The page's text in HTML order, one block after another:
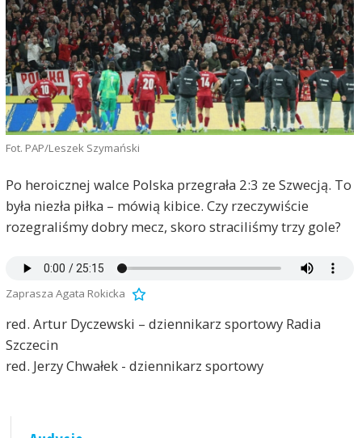
Fot. PAP/Leszek Szymański
Po heroicznej walce Polska przegrała 2:3 ze Szwecją. To
była niezła piłka – mówią kibice. Czy rzeczywiście
rozegraliśmy dobry mecz, skoro straciliśmy trzy gole?
Zaprasza Agata Rokicka
red. Artur Dyczewski – dziennikarz sportowy Radia
Szczecin
red. Jerzy Chwałek - dziennikarz sportowy